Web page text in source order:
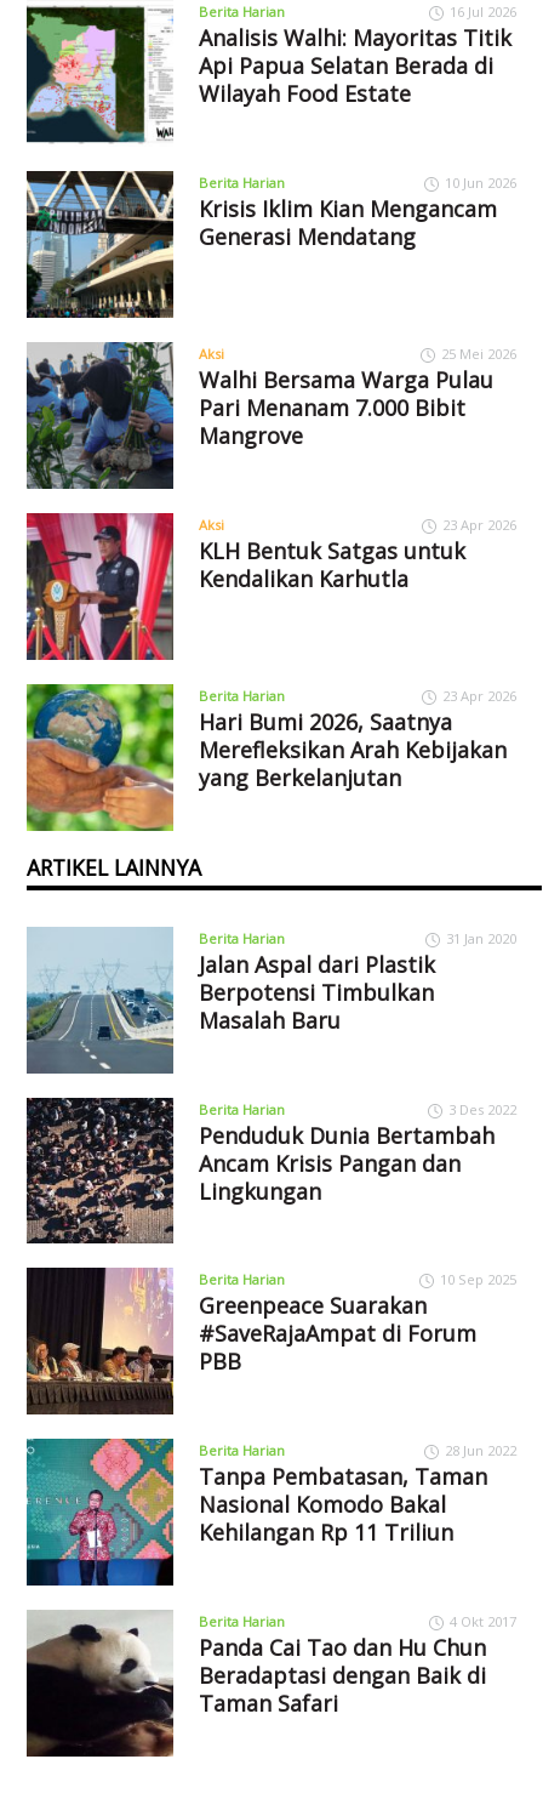
Berita Harian 16 Jul 2026
Analisis Walhi: Mayoritas Titik
Api Papua Selatan Berada di
Wilayah Food Estate
Berita Harian 10 Jun 2026
Krisis Iklim Kian Mengancam
Generasi Mendatang
Aksi 25 Mei 2026
Walhi Bersama Warga Pulau
Pari Menanam 7.000 Bibit
Mangrove
Aksi 23 Apr 2026
KLH Bentuk Satgas untuk
Kendalikan Karhutla
Berita Harian 23 Apr 2026
Hari Bumi 2026, Saatnya
Merefleksikan Arah Kebijakan
yang Berkelanjutan
ARTIKEL LAINNYA
Berita Harian 31 Jan 2020
Jalan Aspal dari Plastik
Berpotensi Timbulkan
Masalah Baru
Berita Harian 3 Des 2022
Penduduk Dunia Bertambah
Ancam Krisis Pangan dan
Lingkungan
Berita Harian 10 Sep 2025
Greenpeace Suarakan
#SaveRajaAmpat di Forum
PBB
Berita Harian 28 Jun 2022
Tanpa Pembatasan, Taman
Nasional Komodo Bakal
Kehilangan Rp 11 Triliun
Berita Harian 4 Okt 2017
Panda Cai Tao dan Hu Chun
Beradaptasi dengan Baik di
Taman Safari